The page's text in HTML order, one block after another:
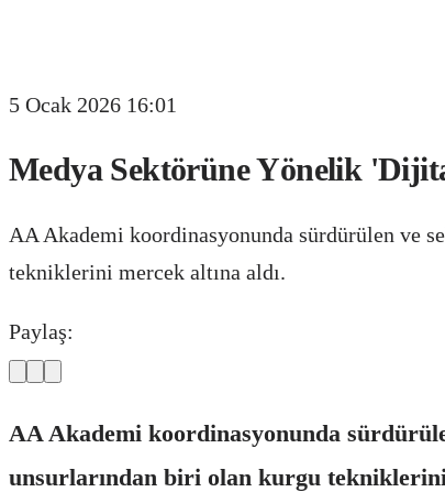
5 Ocak 2026 16:01
Medya Sektörüne Yönelik
AA Akademi koordinasyonunda sürdürülen ve
tekniklerini mercek altına aldı.
Paylaş:
AA Akademi koordinasyonunda
unsurlarından biri olan kurgu tekniklerini